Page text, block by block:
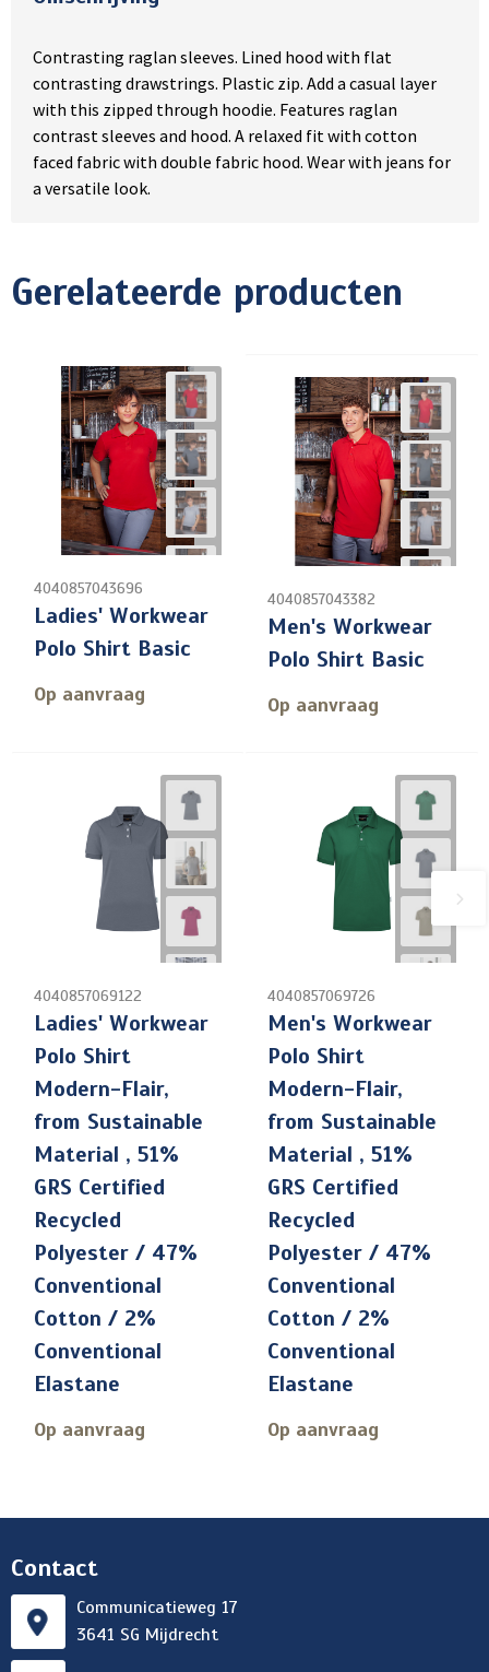
Contrasting raglan sleeves. Lined hood with flat
contrasting drawstrings. Plastic zip. Add a casual layer
with this zipped through hoodie. Features raglan
contrast sleeves and hood. A relaxed fit with cotton
faced fabric with double fabric hood. Wear with jeans for
a versatile look.
Gerelateerde producten
4040857043696
Ladies' Workwear
Polo Shirt Basic
Op aanvraag
4040857043382
Men's Workwear
Polo Shirt Basic
Op aanvraag
4040857069122
Ladies' Workwear
Polo Shirt
Modern-Flair,
from Sustainable
Material , 51%
GRS Certified
Recycled
Polyester / 47%
Conventional
Cotton / 2%
Conventional
Elastane
Op aanvraag
4040857069726
Men's Workwear
Polo Shirt
Modern-Flair,
from Sustainable
Material , 51%
GRS Certified
Recycled
Polyester / 47%
Conventional
Cotton / 2%
Conventional
Elastane
Op aanvraag
Contact
Communicatieweg 17
3641 SG Mijdrecht